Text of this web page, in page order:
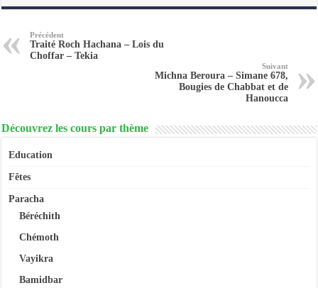
Précédent
Traité Roch Hachana – Lois du
Choffar – Tekia
Suivant
Michna Beroura – Simane 678,
Bougies de Chabbat et de
Hanoucca
Découvrez les cours par thème
Education
Fêtes
Paracha
Béréchith
Chémoth
Vayikra
Bamidbar